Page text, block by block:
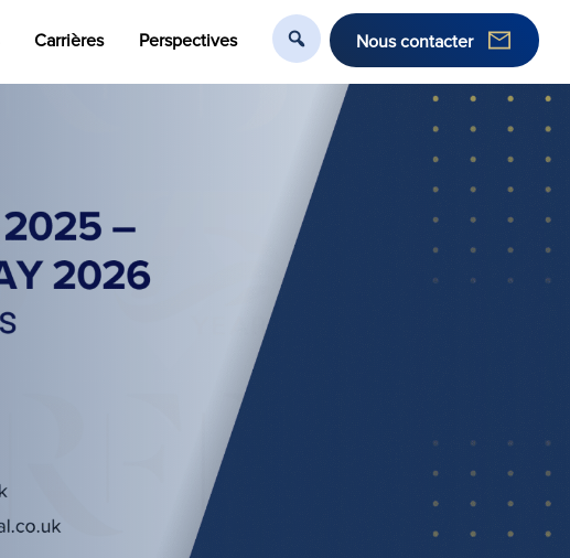
Carrières Perspectives Nous contacter